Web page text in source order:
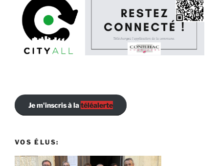
Je m'inscris à latéléalerte
VOS ÉLUS: